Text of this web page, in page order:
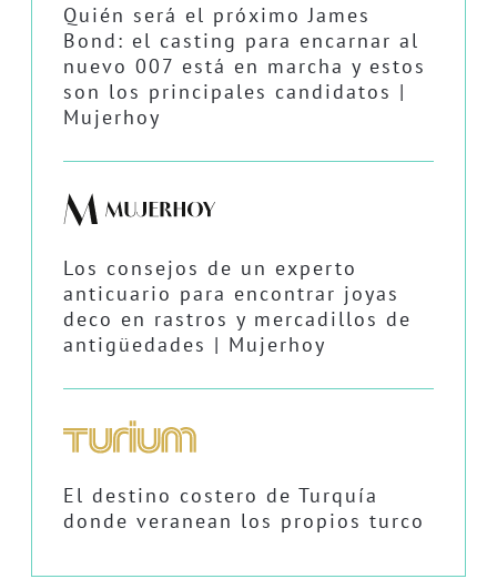
Quién será el próximo James
Bond: el casting para encarnar al
nuevo 007 está en marcha y estos
son los principales candidatos |
Mujerhoy
Los consejos de un experto
anticuario para encontrar joyas
deco en rastros y mercadillos de
antigüedades | Mujerhoy
El destino costero de Turquía
donde veranean los propios turco